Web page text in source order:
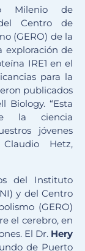
Milenio de
Centro de
(GERO) de la
exploración de
IRE1 en el
para la
publicados
Biology. “Esta
la ciencia
jóvenes
Hetz,
del Instituto
y del Centro
(GERO)
el cerebro, en
El Dr. Hery
de Puerto